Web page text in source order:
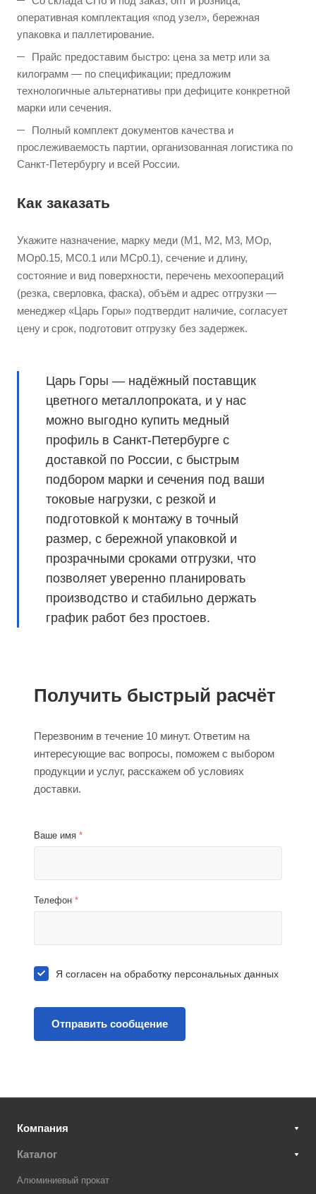
оперативная комплектация «под узел», бережная
упаковка и паллетирование.
Прайс предоставим быстро: цена за метр или за
килограмм — по спецификации; предложим
технологичные альтернативы при дефиците конкретной
марки или сечения.
Полный комплект документов качества и
прослеживаемость партии, организованная логистика по
Санкт-Петербургу и всей России.
Как заказать
Укажите назначение, марку меди (M1, M2, M3, МОр,
МОр0.15, МС0.1 или МСр0.1), сечение и длину,
состояние и вид поверхности, перечень мехоопераций
(резка, сверловка, фаска), объём и адрес отгрузки —
менеджер «Царь Горы» подтвердит наличие, согласует
цену и срок, подготовит отгрузку без задержек.
Царь Горы — надёжный поставщик
цветного металлопроката, и у нас
можно выгодно купить медный
профиль в Санкт-Петербурге с
доставкой по России, с быстрым
подбором марки и сечения под ваши
токовые нагрузки, с резкой и
подготовкой к монтажу в точный
размер, с бережной упаковкой и
прозрачными сроками отгрузки, что
позволяет уверенно планировать
производство и стабильно держать
график работ без простоев.
Получить быстрый расчёт
Перезвоним в течение 10 минут. Ответим на
интересующие вас вопросы, поможем с выбором
продукции и услуг, расскажем об условиях
доставки.
Ваше имя *
Телефон *
Я согласен на обработку персональных данных
Компания
Каталог
Алюминиевый прокат